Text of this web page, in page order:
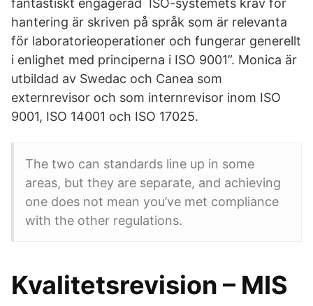
fantastiskt engagerad ISO-systemets krav för
hantering är skriven på språk som är relevanta
för laboratorieoperationer och fungerar generellt
i enlighet med principerna i ISO 9001”. Monica är
utbildad av Swedac och Canea som
externrevisor och som internrevisor inom ISO
9001, ISO 14001 och ISO 17025.
The two can standards line up in some
areas, but they are separate, and achieving
one does not mean you’ve met compliance
with the other regulations.
Kvalitetsrevision – MIS